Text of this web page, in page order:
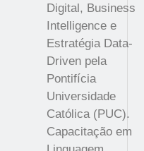
Digital, Business
Intelligence e
Estratégia Data-
Driven pela
Pontifícia
Universidade
Católica (PUC).
Capacitação em